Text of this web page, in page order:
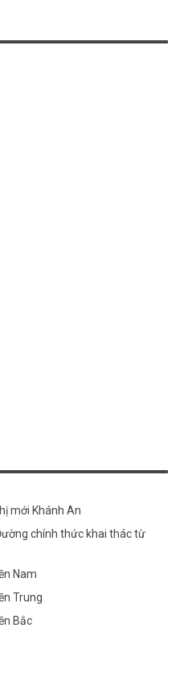
mới Khánh An
chính thức khai thác từ
Nam
Trung
Bắc